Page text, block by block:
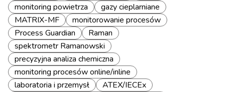
monitoring powietrza
gazy cieplarniane
MATRIX-MF
monitorowanie procesów
Process Guardian
Raman
spektrometr Ramanowski
precyzyjna analiza chemiczna
monitoring procesów online/inline
laboratoria i przemysł
ATEX/IECEx